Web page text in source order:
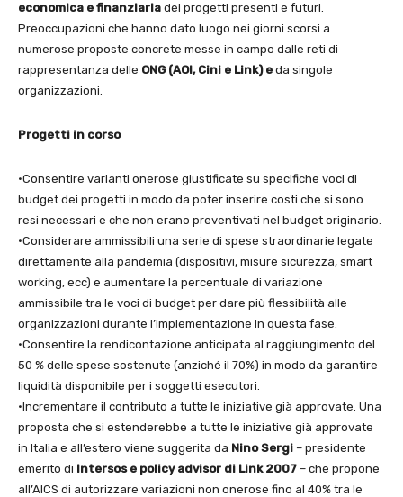
economica e finanziaria dei progetti presenti e futuri.
Preoccupazioni che hanno dato luogo nei giorni scorsi a
numerose proposte concrete messe in campo dalle reti di
rappresentanza delle ONG (AOI, Cini e Link) e da singole
organizzazioni.
Progetti in corso
•Consentire varianti onerose giustificate su specifiche voci di
budget dei progetti in modo da poter inserire costi che si sono
resi necessari e che non erano preventivati nel budget originario.
•Considerare ammissibili una serie di spese straordinarie legate
direttamente alla pandemia (dispositivi, misure sicurezza, smart
working, ecc) e aumentare la percentuale di variazione
ammissibile tra le voci di budget per dare più flessibilità alle
organizzazioni durante l’implementazione in questa fase.
•Consentire la rendicontazione anticipata al raggiungimento del
50 % delle spese sostenute (anziché il 70%) in modo da garantire
liquidità disponibile per i soggetti esecutori.
•Incrementare il contributo a tutte le iniziative già approvate. Una
proposta che si estenderebbe a tutte le iniziative già approvate
in Italia e all’estero viene suggerita da Nino Sergi – presidente
emerito di Intersos e policy advisor di Link 2007 – che propone
all’AICS di autorizzare variazioni non onerose fino al 40% tra le